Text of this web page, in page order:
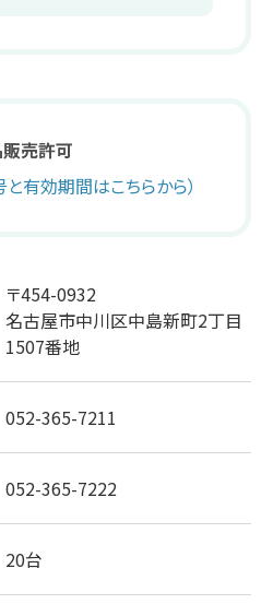
！便利！アプリの使い方
ジタル会員証登録
売許可
有効期間はこちらから）
〒454-0932
名古屋市中川区中島新町2丁目
1507番地
052-365-7211
052-365-7222
20台